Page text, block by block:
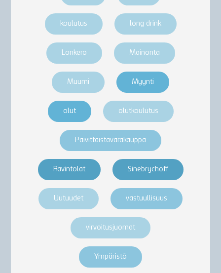
koulutus long drink
Lonkero Mainonta
Muumi Myynti
olut olutkoulutus
Päivittäistavarakauppa
Ravintolat Sinebrychoff
Uutuudet vastuullisuus
virvoitusjuomat
Ympäristö